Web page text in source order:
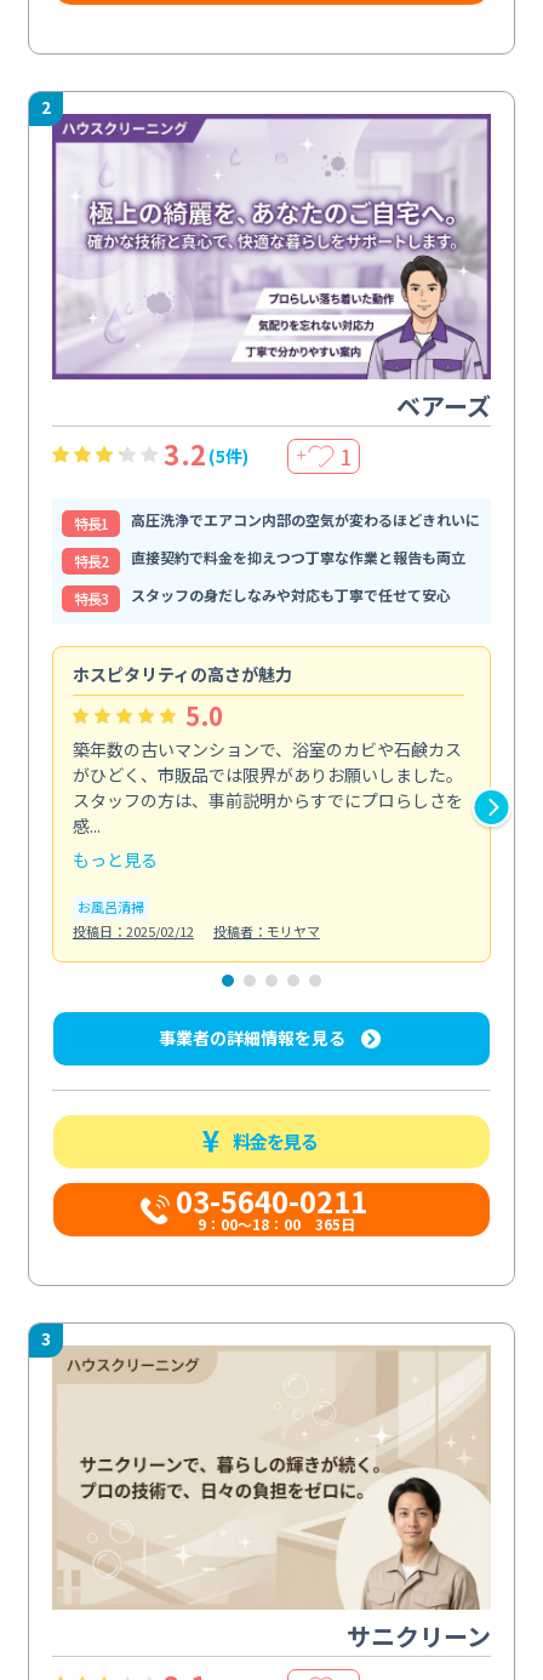
2
ベアーズ
3.2 (5件) ＋ 1
特⻑1
高圧洗浄でエアコン内部の空気が変わるほどきれいに
特⻑2
直接契約で料金を抑えつつ丁寧な作業と報告も両立
特⻑3
スタッフの身だしなみや対応も丁寧で任せて安心
ホスピタリティの高さが魅力
5.0
築年数の古いマンションで、浴室のカビや石鹸カス
がひどく、市販品では限界がありお願いしました。
スタッフの方は、事前説明からすでにプロらしさを
感...
もっと見る
お風呂清掃
投稿日：2025/02/12
投稿者：モリヤマ
事業者の詳細情報を見る
料金を見る
03-5640-0211
9：00～18：00 365日
3
サニクリーン